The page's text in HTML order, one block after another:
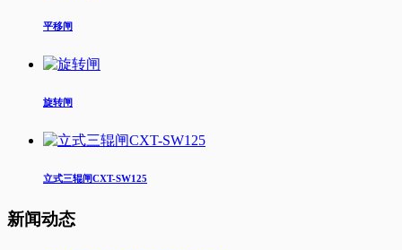
平移闸
旋转闸
立式三辊闸CXT-SW125
新闻动态